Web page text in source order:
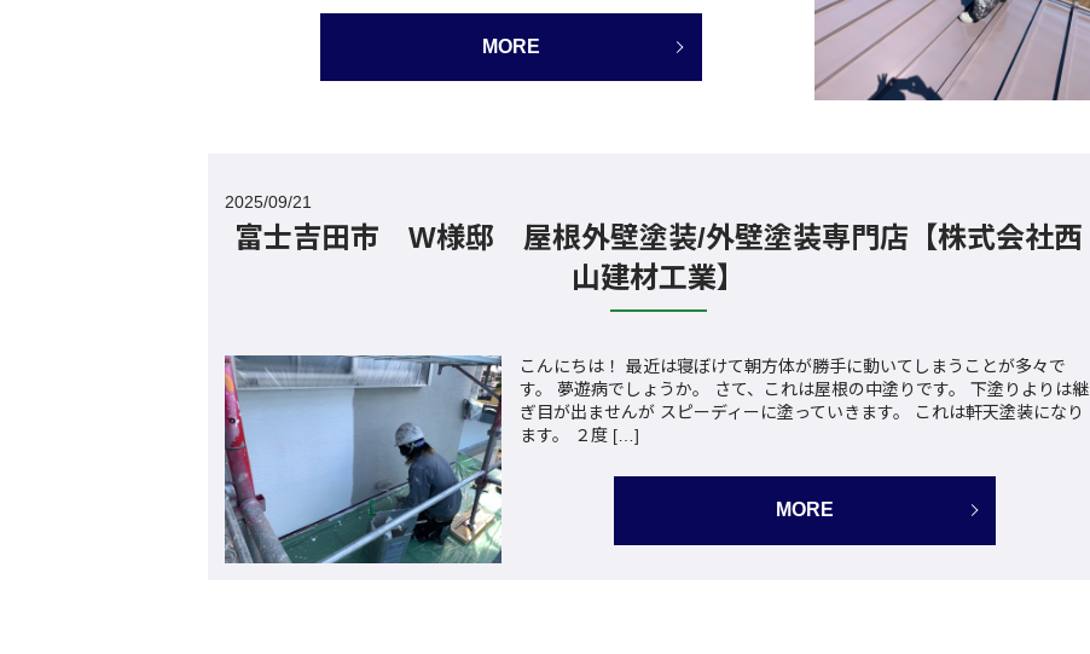
MORE
2025/09/21
富士吉田市 W様邸 屋根外壁塗装/外壁塗装専門店【株式会社西
山建材工業】
こんにちは！ 最近は寝ぼけて朝方体が勝手に動いてしまうことが多々で
す。 夢遊病でしょうか。 さて、これは屋根の中塗りです。 下塗りよりは継
ぎ目が出ませんが スピーディーに塗っていきます。 これは軒天塗装になり
ます。 ２度 […]
MORE